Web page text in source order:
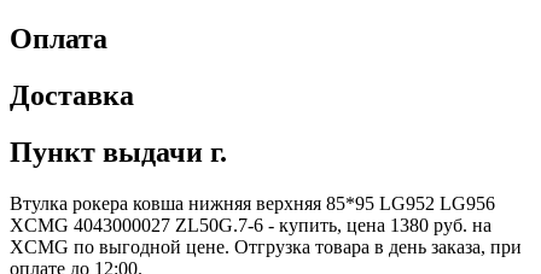
Оплата
Доставка
Пункт выдачи г.
Втулка рокера ковша нижняя верхняя 85*95 LG952 LG956
XCMG 4043000027 ZL50G.7-6 - купить, цена 1380 руб. на
XCMG по выгодной цене. Отгрузка товара в день заказа, при
оплате до 12:00.